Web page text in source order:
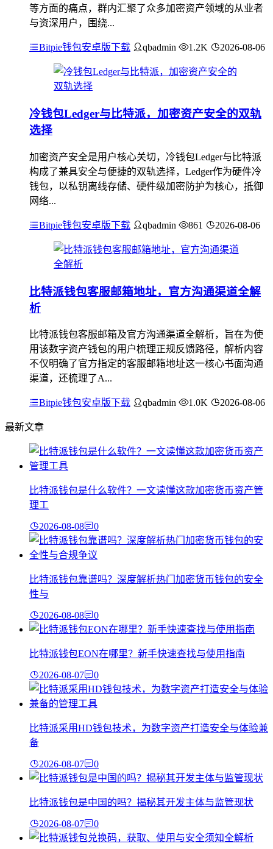
等方面的痛点，群内汇聚了众多加密资产领域的从业者
与资深用户，围绕...
Bitpie钱包安卓版下载 qbadmin 1.2K 2026-08-06
冷钱包Ledger与比特派，加密资产安全的双轨
选择
加密资产安全是用户核心关切，冷钱包Ledger与比特派
构成了兼具安全与便捷的双轨选择，Ledger作为硬件冷
钱包，以私钥离线存储、硬件级加密防护为核心，抵御
网络...
Bitpie钱包安卓版下载 qbadmin 861 2026-08-06
比特派钱包客服邮箱地址，官方沟通渠道全解
析
比特派钱包客服邮箱及官方沟通渠道全解析，旨在为使
用该数字资产钱包的用户梳理正规反馈路径，解析内容
不仅明确了官方指定的客服邮箱地址这一核心书面沟通
渠道，还梳理了A...
Bitpie钱包安卓版下载 qbadmin 1.0K 2026-08-06
最新文章
比特派钱包是什么软件？一文读懂这款加密货币资产管
理工
2026-08-08 0
比特派钱包靠谱吗？深度解析热门加密货币钱包的安全
性与
2026-08-08 0
比特派钱包EON在哪里？新手快速查找与使用指南
2026-08-07 0
比特派采用HD钱包技术，为数字资产打造安全与体验兼
备
2026-08-07 0
比特派钱包是中国的吗？揭秘其开发主体与监管现状
2026-08-07 0